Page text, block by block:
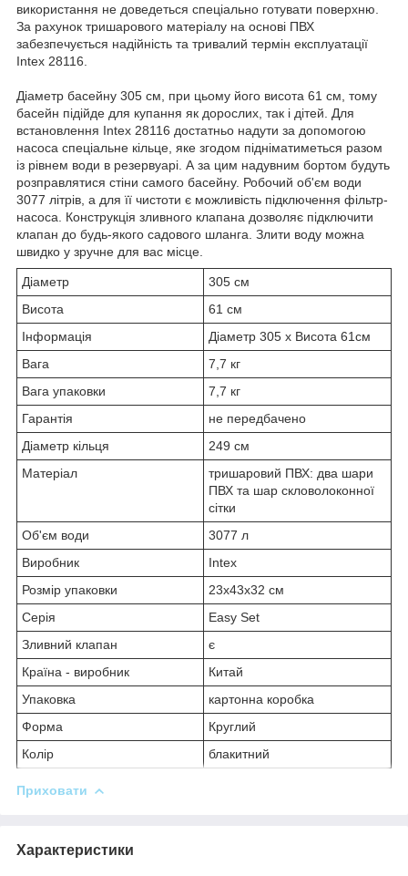
використання не доведеться спеціально готувати поверхню.
За рахунок тришарового матеріалу на основі ПВХ
забезпечується надійність та тривалий термін експлуатації
Intex 28116.
Діаметр басейну 305 см, при цьому його висота 61 см, тому
басейн підійде для купання як дорослих, так і дітей. Для
встановлення Intex 28116 достатньо надути за допомогою
насоса спеціальне кільце, яке згодом підніматиметься разом
із рівнем води в резервуарі. А за цим надувним бортом будуть
розправлятися стіни самого басейну. Робочий об'єм води
3077 літрів, а для її чистоти є можливість підключення фільтр-
насоса. Конструкція зливного клапана дозволяє підключити
клапан до будь-якого садового шланга. Злити воду можна
швидко у зручне для вас місце.
Діаметр
305 см
Висота
61 см
Інформація
Діаметр 305 x Висота 61см
Вага
7,7 кг
Вага упаковки
7,7 кг
Гарантія
не передбачено
Діаметр кільця
249 см
Матеріал
тришаровий ПВХ: два шари
ПВХ та шар скловолоконної
сітки
Об'єм води
3077 л
Виробник
Intex
Розмір упаковки
23x43x32 см
Серія
Easy Set
Зливний клапан
є
Країна - виробник
Китай
Упаковка
картонна коробка
Форма
Круглий
Колір
блакитний
Приховати
Характеристики